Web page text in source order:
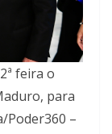
feira o
para
Poder360 –